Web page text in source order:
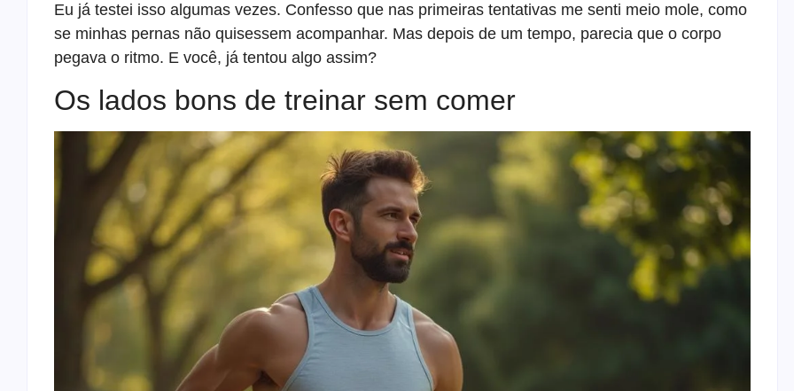
Eu já testei isso algumas vezes. Confesso que nas primeiras tentativas me senti meio mole, como
se minhas pernas não quisessem acompanhar. Mas depois de um tempo, parecia que o corpo
pegava o ritmo. E você, já tentou algo assim?
Os lados bons de treinar sem comer